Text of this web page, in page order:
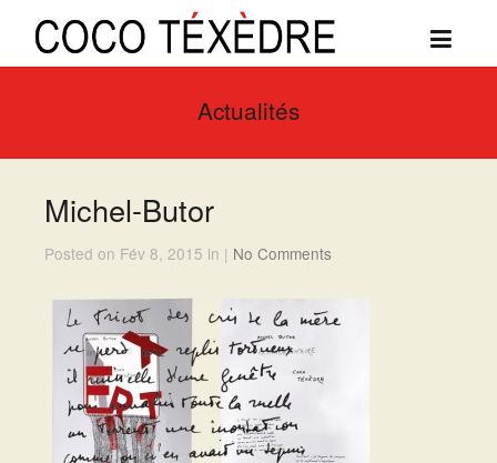
Actualités
Michel-Butor
Posted on Fév 8, 2015 in | No Comments